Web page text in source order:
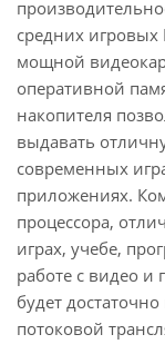
средних игровых
мощной
оперативной
накопителя
выдавать
современных
приложениях.
процессора,
играх, учебе,
работе с видео и
будет
потоковой